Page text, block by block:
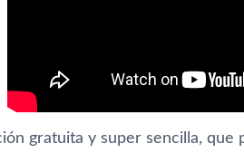
gratuita y super sencilla,